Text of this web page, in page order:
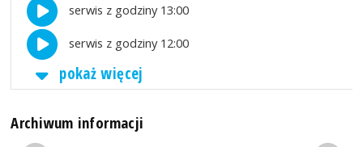
serwis z godziny 13:00
serwis z godziny 12:00
pokaż więcej
Archiwum informacji